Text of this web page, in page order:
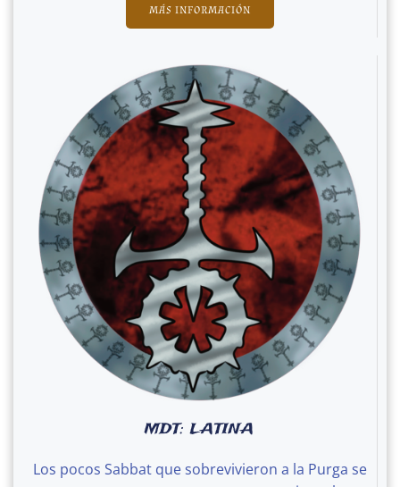
MÁS INFORMACIÓN
MDT: LATINA
Los pocos Sabbat que sobrevivieron a la Purga se